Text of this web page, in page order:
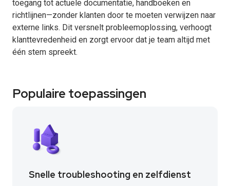
toegang tot actuele documentatie, handboeken en
richtlijnen—zonder klanten door te moeten verwijzen naar
externe links. Dit versnelt probleemoplossing, verhoogt
klanttevredenheid en zorgt ervoor dat je team altijd met
één stem spreekt.
Populaire toepassingen
Snelle troubleshooting en zelfdienst